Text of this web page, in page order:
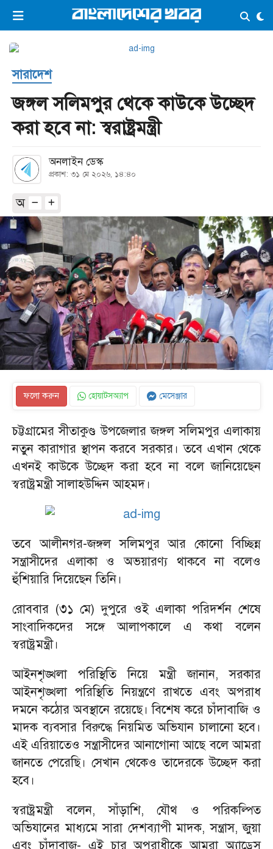
ভিডিও ই-পেপার লগইন ×
প্রচ্ছদ
সর্বশেষ
সব বিভাগ
আর্কাইভ
কনভার্টার
সারাদেশ
জঙ্গল সলিমপুর থেকে কাউকে উচ্ছেদ
করা হবে না: স্বরাষ্ট্রমন্ত্রী
অনলাইন ডেস্ক
প্রকাশ: ৩১ মে ২০২৬, ১৪:৪০
অ
ফলো করুন হোয়াটসঅ্যাপ মেসেঞ্জার
চট্টগ্রামের সীতাকুণ্ড উপজেলার জঙ্গল সলিমপুর এলাকায়
নতুন কারাগার স্থাপন করবে সরকার। তবে এখান থেকে
এখনই কাউকে উচ্ছেদ করা হবে না বলে জানিয়েছেন
স্বরাষ্ট্রমন্ত্রী সালাহউদ্দিন আহমদ।
তবে আলীনগর-জঙ্গল সলিমপুর আর কোনো বিচ্ছিন্ন
সন্ত্রাসীদের এলাকা ও অভয়ারণ্য থাকবে না বলেও
হুঁশিয়ারি দিয়েছেন তিনি।
রোববার (৩১ মে) দুপুরে ওই এলাকা পরিদর্শন শেষে
সাংবাদিকদের সঙ্গে আলাপকালে এ কথা বলেন
স্বরাষ্ট্রমন্ত্রী।
আইনশৃঙ্খলা পরিস্থিতি নিয়ে মন্ত্রী জানান, সরকার
আইনশৃঙ্খলা পরিস্থিতি নিয়ন্ত্রণে রাখতে এবং অপরাধ
দমনে কঠোর অবস্থানে রয়েছে। বিশেষ করে চাঁদাবাজি ও
মাদক ব্যবসার বিরুদ্ধে নিয়মিত অভিযান চালানো হবে।
এই এরিয়াতেও সন্ত্রাসীদের আনাগোনা আছে বলে আমরা
জানতে পেরেছি। সেখান থেকেও তাদেরকে উচ্ছেদ করা
হবে।
স্বরাষ্ট্রমন্ত্রী বলেন, সাঁড়াশি, যৌথ ও পরিকল্পিত
অভিযানের মাধ্যমে সারা দেশব্যাপী মাদক, সন্ত্রাস, জুয়া
এবং চাঁদাবাজ- এই চার অপরাধীকে আমরা অ্যাড্রেস